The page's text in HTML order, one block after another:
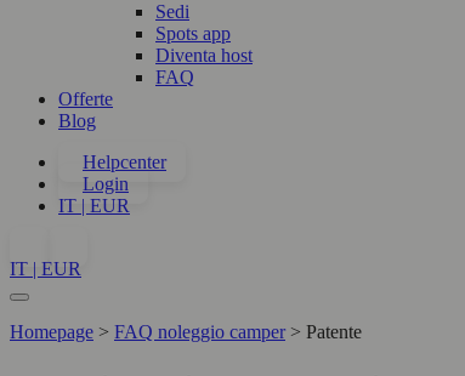
Sedi
Spots app
Diventa host
FAQ
Offerte
Blog
Helpcenter
Login
IT | EUR
IT | EUR
Homepage > FAQ noleggio camper > Patente